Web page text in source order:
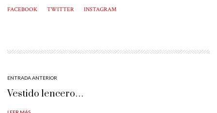
FACEBOOK TWITTER INSTAGRAM
ENTRADA ANTERIOR
Vestido lencero…
LEER MÁS